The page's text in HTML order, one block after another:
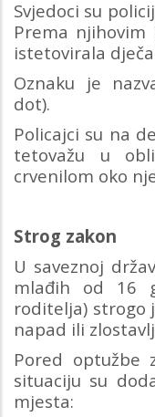
Svjedoci su
Prema
istetovirala
Oznaku je
dot).
Policajci su na
tetovažu u
crvenilom oko
Strog zakon
U saveznoj
mlađih od 16
roditelja) strogo
napad ili
Pored optužbe
situaciju su
mjesta: